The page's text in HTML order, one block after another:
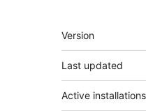
Мета
Version
Last updated
Active installations